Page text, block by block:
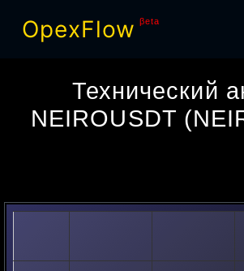
OpexFlow βeta
Технический
NEIROUSDT (